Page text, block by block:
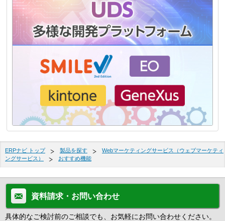
ERPナビ トップ 製品を探す
Webマーケティングサービス（ウェブマーケティ
ングサービス）
おすすめ機能
資料請求・お問い合わせ
具体的なご検討前のご相談でも、お気軽にお問い合わせください。